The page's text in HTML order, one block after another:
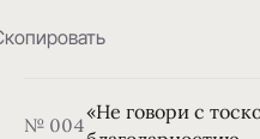
№ 004
«Не говори с